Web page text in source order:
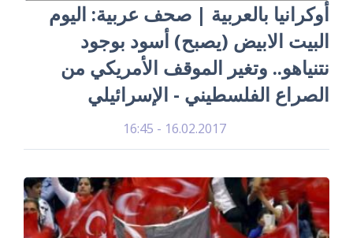
أوكرانيا بالعربية | صحف عربية: اليوم
البيت الابيض (يصبح) أسود بوجود
نتنياهو.. وتغير الموقف الأمريكي من
الصراع الفلسطيني - الإسرائيلي
16.02.2017 - 16:45